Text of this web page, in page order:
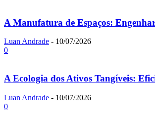
A Manufatura de Espaços:
Luan Andrade - 10/07/2026
0
A Ecologia dos Ativos Tangíveis:
Luan Andrade - 10/07/2026
0